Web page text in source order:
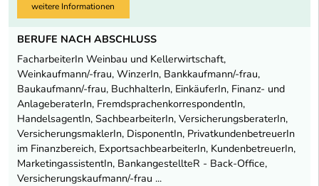
weitere Informationen
BERUFE NACH ABSCHLUSS
FacharbeiterIn Weinbau und Kellerwirtschaft,
Weinkaufmann/-frau, WinzerIn, Bankkaufmann/-frau,
Baukaufmann/-frau, BuchhalterIn, EinkäuferIn, Finanz- und
AnlageberaterIn, FremdsprachenkorrespondentIn,
HandelsagentIn, SachbearbeiterIn, VersicherungsberaterIn,
VersicherungsmaklerIn, DisponentIn, PrivatkundenbetreuerIn
im Finanzbereich, ExportsachbearbeiterIn, KundenbetreuerIn,
MarketingassistentIn, BankangestellteR - Back-Office,
Versicherungskaufmann/-frau ...